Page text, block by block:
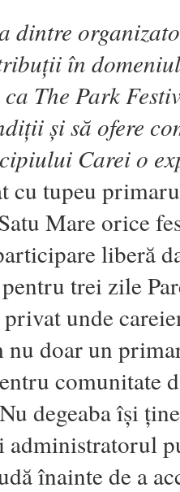
dintre
în
The Park
și să ofere
Carei o
cu tupeu
Mare orice
liberă
trei zile
unde
nu doar un
comunitate
degeaba își
înainte de a